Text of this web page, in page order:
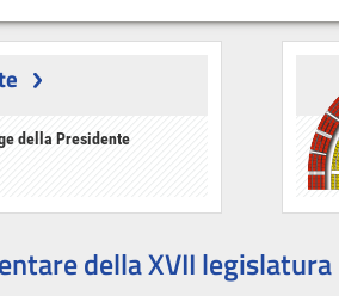
della Presidente
della XVII legislatura